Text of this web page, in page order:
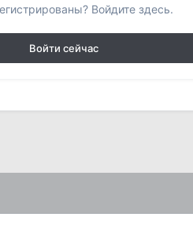
Войдите здесь.
Войти сейчас